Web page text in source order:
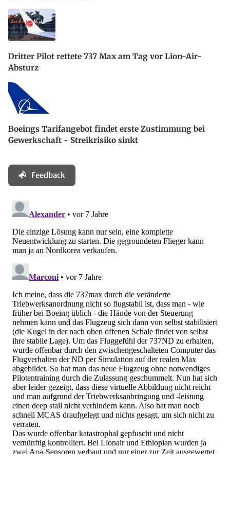
Dritter Pilot rettete 737 Max am Tag vor Lion-Air-
Absturz
Boeings Tarifangebot findet erste Zustimmung bei
Gewerkschaft - Streikrisiko sinkt
Feedback